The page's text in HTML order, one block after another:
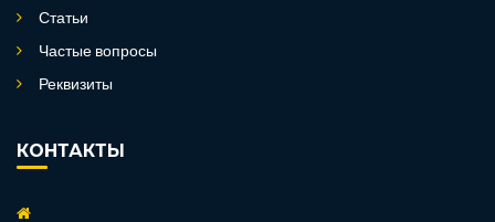
Статьи
Частые вопросы
Реквизиты
КОНТАКТЫ